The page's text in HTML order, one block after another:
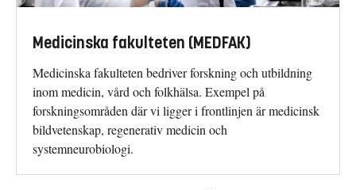
Medicinska fakulteten (MEDFAK)
Medicinska fakulteten bedriver forsk­ning och utbildning
inom medicin, vård och folkhälsa. Exempel på
forskningsområden där vi ligger i frontlinjen är medicinsk
bild­vetenskap, regenerativ medicin och
systemneurobiologi.